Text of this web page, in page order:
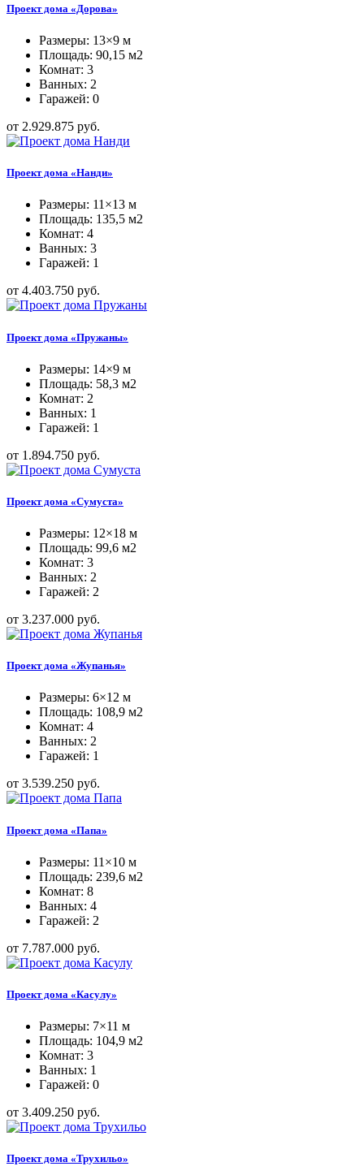
Проект дома «Дорова»
Размеры: 13×9 м
Площадь: 90,15 м2
Комнат: 3
Ванных: 2
Гаражей: 0
от 2.929.875 руб.
Проект дома «Нанди»
Размеры: 11×13 м
Площадь: 135,5 м2
Комнат: 4
Ванных: 3
Гаражей: 1
от 4.403.750 руб.
Проект дома «Пружаны»
Размеры: 14×9 м
Площадь: 58,3 м2
Комнат: 2
Ванных: 1
Гаражей: 1
от 1.894.750 руб.
Проект дома «Сумуста»
Размеры: 12×18 м
Площадь: 99,6 м2
Комнат: 3
Ванных: 2
Гаражей: 2
от 3.237.000 руб.
Проект дома «Жупанья»
Размеры: 6×12 м
Площадь: 108,9 м2
Комнат: 4
Ванных: 2
Гаражей: 1
от 3.539.250 руб.
Проект дома «Папа»
Размеры: 11×10 м
Площадь: 239,6 м2
Комнат: 8
Ванных: 4
Гаражей: 2
от 7.787.000 руб.
Проект дома «Касулу»
Размеры: 7×11 м
Площадь: 104,9 м2
Комнат: 3
Ванных: 1
Гаражей: 0
от 3.409.250 руб.
Проект дома «Трухильо»